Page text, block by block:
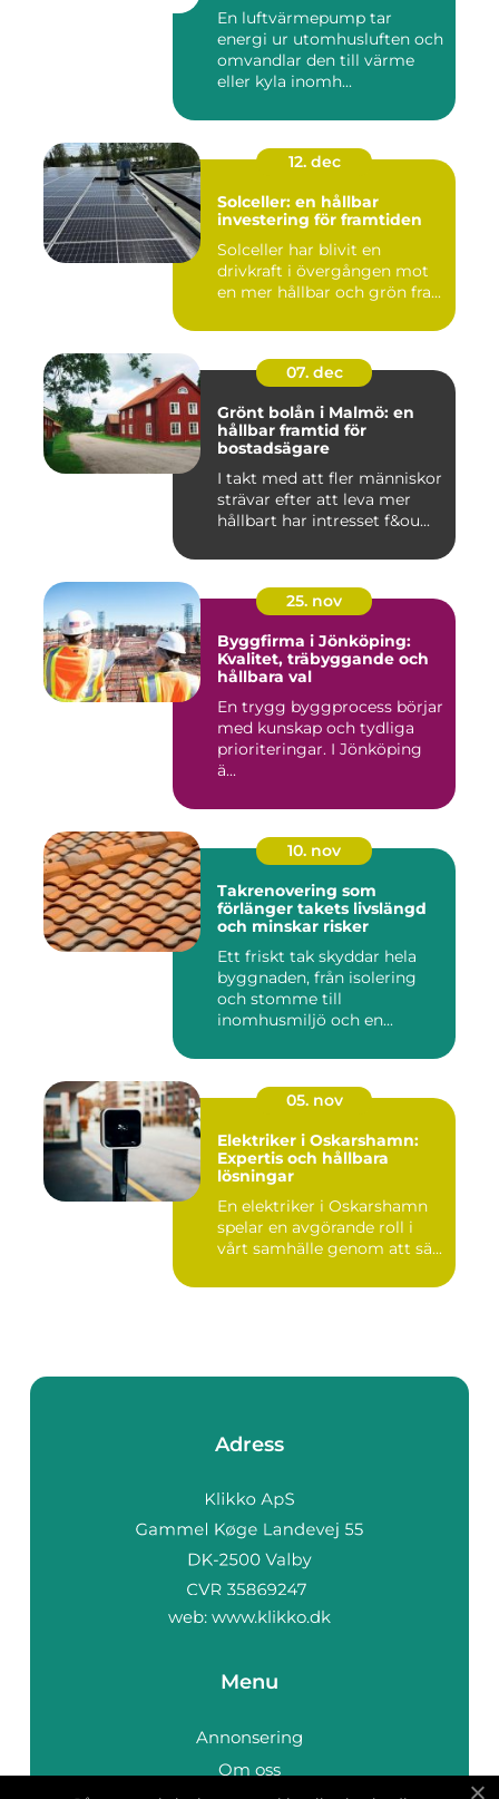
En luftvärmepump tar
energi ur utomhusluften och
omvandlar den till värme
eller kyla inomh...
12. dec
Solceller: en hållbar
investering för framtiden
Solceller har blivit en
drivkraft i övergången mot
en mer hållbar och grön fra...
07. dec
Grönt bolån i Malmö: en
hållbar framtid för
bostadsägare
I takt med att fler människor
strävar efter att leva mer
hållbart har intresset f&ou...
25. nov
Byggfirma i Jönköping:
Kvalitet, träbyggande och
hållbara val
En trygg byggprocess börjar
med kunskap och tydliga
prioriteringar. I Jönköping
ä...
10. nov
Takrenovering som
förlänger takets livslängd
och minskar risker
Ett friskt tak skyddar hela
byggnaden, från isolering
och stomme till
inomhusmiljö och en...
05. nov
Elektriker i Oskarshamn:
Expertis och hållbara
lösningar
En elektriker i Oskarshamn
spelar en avgörande roll i
vårt samhälle genom att sä...
Adress
web: www.klikko.dk
Menu
Annonsering
Om oss